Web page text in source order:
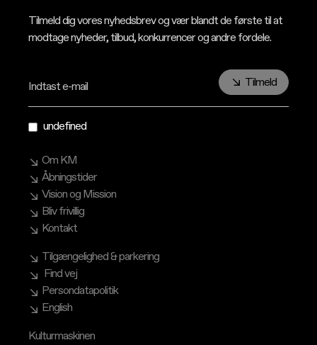
Om KM
Åbningstider
Vision og Mission
Bliv frivillig
Kontakt
Tilgængelighed & parkering
Find vej
Persondatapolitik
English
Tilmeld dig vores nyhedsbrev og vær blandt de første til at
modtage nyheder, tilbud, konkurrencer og andre fordele.
Indtast e-mail Tilmeld
undefined
Kulturmaskinen